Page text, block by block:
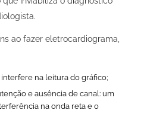
ao fazer eletrocardiograma,
na leitura do gráfico;
e ausência de canal: um
na onda reta e o